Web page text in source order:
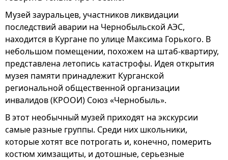
Музей зауральцев, участников ликвидации
последствий аварии на Чернобыльской АЭС,
находится в Кургане по улице Максима Горького. В
небольшом помещении, похожем на штаб-квартиру,
представлена летопись катастрофы. Идея открытия
музея памяти принадлежит Курганской
региональной общественной организации
инвалидов (КРООИ) Союз «Чернобыль».
В этот необычный музей приходят на экскурсии
самые разные группы. Среди них школьники,
которые хотят все потрогать и, конечно, померить
костюм химзащиты, и дотошные, серьезные